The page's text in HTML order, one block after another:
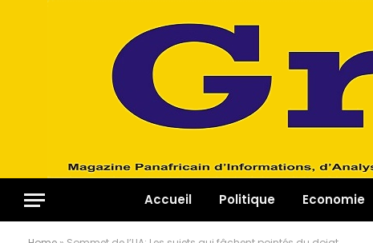
Accueil Politique Economie